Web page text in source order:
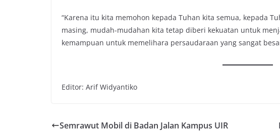
“Karena itu kita memohon kepada Tuhan kita semua, kepada
masing, mudah-mudahan kita tetap diberi kekuatan untuk
kemampuan untuk memelihara persaudaraan yang sangat
Editor: Arif Widyantiko
Semrawut Mobil di Badan Jalan Kampus UIR